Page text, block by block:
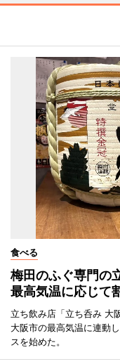
食べる
梅田のふぐ専門の
最高気温に応じて
立ち飲み店「立ち呑み 大
大阪市の最高気温に連動
スを始めた。